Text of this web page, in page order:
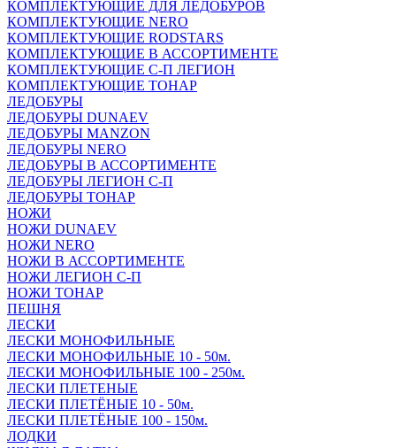
КОМПЛЕКТУЮЩИЕ ДЛЯ ЛЕДОБУРОВ
КОМПЛЕКТУЮЩИЕ NERO
КОМПЛЕКТУЮЩИЕ RODSTARS
КОМПЛЕКТУЮЩИЕ В АССОРТИМЕНТЕ
КОМПЛЕКТУЮЩИЕ С-П ЛЕГИОН
КОМПЛЕКТУЮЩИЕ ТОНАР
ЛЕДОБУРЫ
ЛЕДОБУРЫ DUNAEV
ЛЕДОБУРЫ MANZON
ЛЕДОБУРЫ NERO
ЛЕДОБУРЫ В АССОРТИМЕНТЕ
ЛЕДОБУРЫ ЛЕГИОН С-П
ЛЕДОБУРЫ ТОНАР
НОЖИ
НОЖИ DUNAEV
НОЖИ NERO
НОЖИ В АССОРТИМЕНТЕ
НОЖИ ЛЕГИОН С-П
НОЖИ ТОНАР
ПЕШНЯ
ЛЕСКИ
ЛЕСКИ МОНОФИЛЬНЫЕ
ЛЕСКИ МОНОФИЛЬНЫЕ 10 - 50м.
ЛЕСКИ МОНОФИЛЬНЫЕ 100 - 250м.
ЛЕСКИ ПЛЕТЕНЫЕ
ЛЕСКИ ПЛЕТЁНЫЕ 10 - 50м.
ЛЕСКИ ПЛЕТЁНЫЕ 100 - 150м.
ЛОДКИ